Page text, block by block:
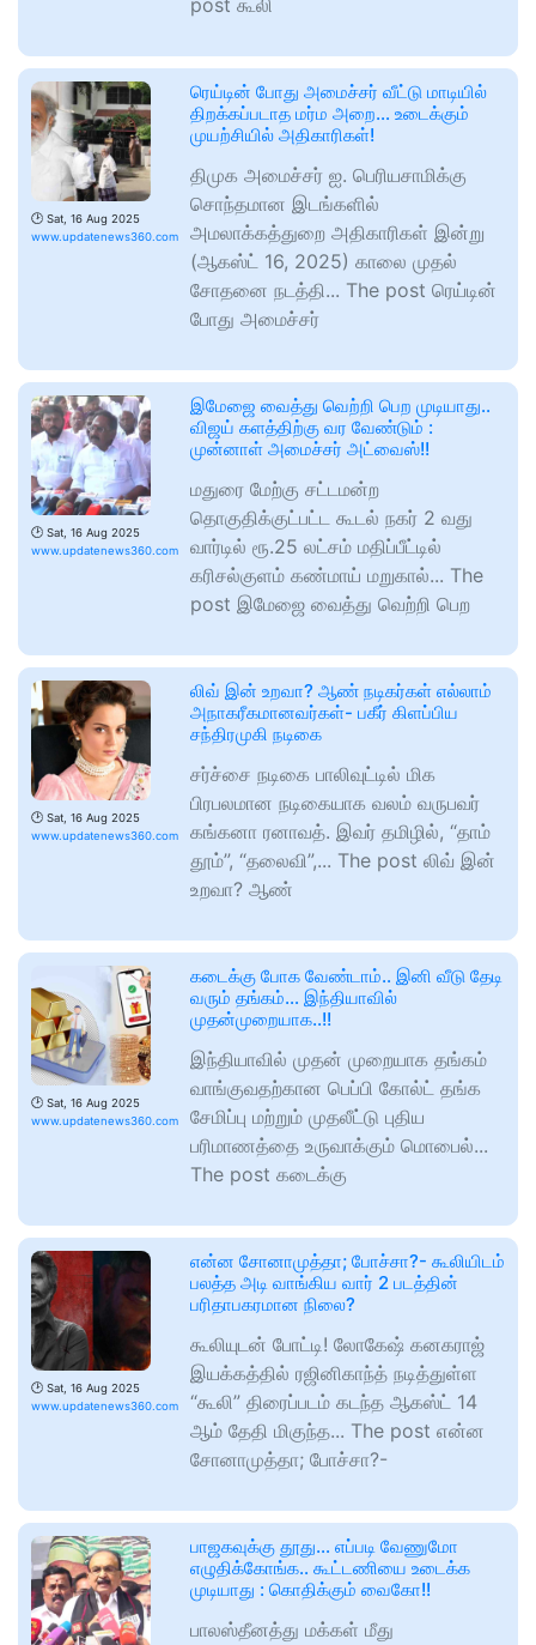
post கூலி
🕑 Sat, 16 Aug 2025
www.updatenews360.com
ரெய்டின் போது அமைச்சர் வீட்டு மாடியில்
திறக்கப்படாத மர்ம அறை… உடைக்கும்
முயற்சியில் அதிகாரிகள்!
திமுக அமைச்சர் ஐ. பெரியசாமிக்கு
சொந்தமான இடங்களில்
அமலாக்கத்துறை அதிகாரிகள் இன்று
(ஆகஸ்ட் 16, 2025) காலை முதல்
சோதனை நடத்தி... The post ரெய்டின்
போது அமைச்சர்
🕑 Sat, 16 Aug 2025
www.updatenews360.com
இமேஜை வைத்து வெற்றி பெற முடியாது..
விஜய் களத்திற்கு வர வேண்டும் :
முன்னாள் அமைச்சர் அட்வைஸ்!!
மதுரை மேற்கு சட்டமன்ற
தொகுதிக்குட்பட்ட கூடல் நகர் 2 வது
வார்டில் ரூ.25 லட்சம் மதிப்பீட்டில்
கரிசல்குளம் கண்மாய் மறுகால்... The
post இமேஜை வைத்து வெற்றி பெற
🕑 Sat, 16 Aug 2025
www.updatenews360.com
லிவ் இன் உறவா? ஆண் நடிகர்கள் எல்லாம்
அநாகரீகமானவர்கள்- பகீர் கிளப்பிய
சந்திரமுகி நடிகை
சர்ச்சை நடிகை பாலிவுட்டில் மிக
பிரபலமான நடிகையாக வலம் வருபவர்
கங்கனா ரனாவத். இவர் தமிழில், “தாம்
தூம்”, “தலைவி”,... The post லிவ் இன்
உறவா? ஆண்
🕑 Sat, 16 Aug 2025
www.updatenews360.com
கடைக்கு போக வேண்டாம்.. இனி வீடு தேடி
வரும் தங்கம்… இந்தியாவில்
முதன்முறையாக..!!
இந்தியாவில் முதன் முறையாக தங்கம்
வாங்குவதற்கான பெப்பி கோல்ட் தங்க
சேமிப்பு மற்றும் முதலீட்டு புதிய
பரிமாணத்தை உருவாக்கும் மொபைல்...
The post கடைக்கு
🕑 Sat, 16 Aug 2025
www.updatenews360.com
என்ன சோனாமுத்தா; போச்சா?- கூலியிடம்
பலத்த அடி வாங்கிய வார் 2 படத்தின்
பரிதாபகரமான நிலை?
கூலியுடன் போட்டி! லோகேஷ் கனகராஜ்
இயக்கத்தில் ரஜினிகாந்த் நடித்துள்ள
“கூலி” திரைப்படம் கடந்த ஆகஸ்ட் 14
ஆம் தேதி மிகுந்த... The post என்ன
சோனாமுத்தா; போச்சா?-
பாஜகவுக்கு தூது… எப்படி வேணுமோ
எழுதிக்கோங்க.. கூட்டணியை உடைக்க
முடியாது : கொதிக்கும் வைகோ!!
பாலஸ்தீனத்து மக்கள் மீது